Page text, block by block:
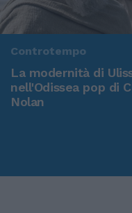
Controtempo
La modernità di
nell'Odissea pop di
Nolan